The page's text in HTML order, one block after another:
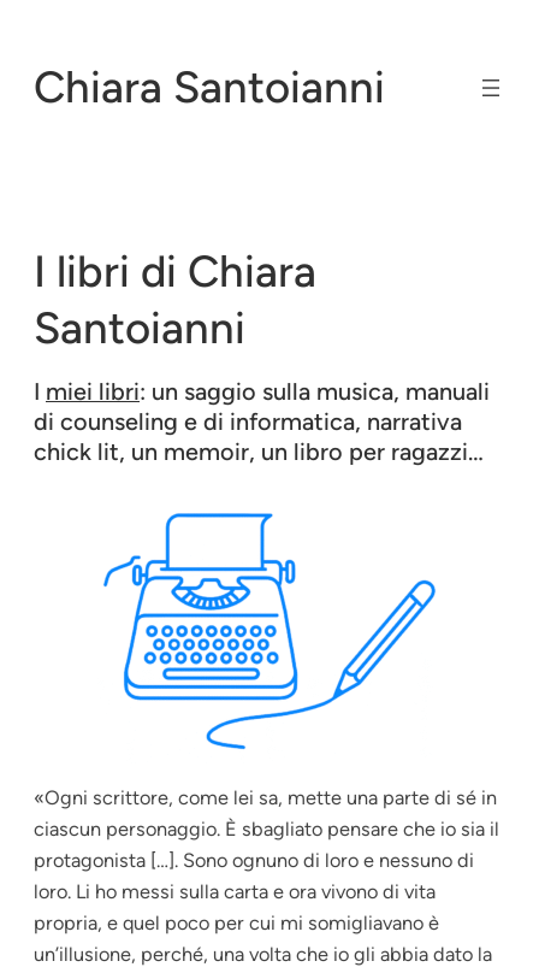
contenuto
Chiara Santoianni
I libri di Chiara
Santoianni
I miei libri: un saggio sulla musica, manuali
di counseling e di informatica, narrativa
chick lit, un memoir, un libro per ragazzi…
«Ogni scrittore, come lei sa, mette una parte di sé in
ciascun personaggio. È sbagliato pensare che io sia il
protagonista […]. Sono ognuno di loro e nessuno di
loro. Li ho messi sulla carta e ora vivono di vita
propria, e quel poco per cui mi somigliavano è
un’illusione, perché, una volta che io gli abbia dato la